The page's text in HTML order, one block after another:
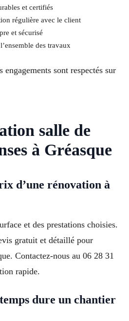
et certifiés
régulière avec le client
et sécurisé
des travaux
engagements sont respectés sur
salle de
à Gréasque
d’une rénovation à
et des prestations choisies.
gratuit et détaillé pour
Contactez-nous au 06 28 31
rapide.
dure un chantier